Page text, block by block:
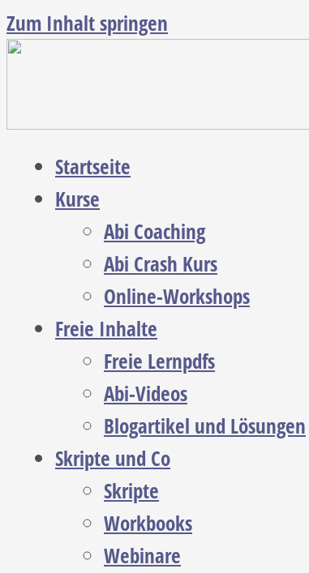
Zum Inhalt springen
Startseite
Kurse
Abi Coaching
Abi Crash Kurs
Online-Workshops
Freie Inhalte
Freie Lernpdfs
Abi-Videos
Blogartikel und Lösungen
Skripte und Co
Skripte
Workbooks
Webinare